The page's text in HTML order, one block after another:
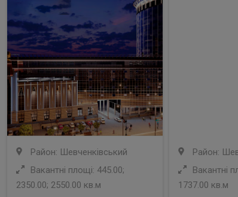
Район: Шевченківський
Вакантні площі: 445.00;
2350.00; 2550.00 кв.м
Район:
Вакантні
1737.00 кв.м